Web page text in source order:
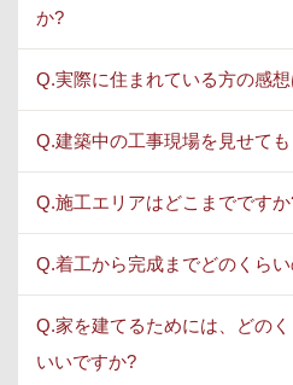
か?
Q.実際に住まれている方の感
Q.建築中の工事現場を見せて
Q.施工エリアはどこまでです
Q.着工から完成までどのくら
Q.家を建てるためには、どの
いいですか?